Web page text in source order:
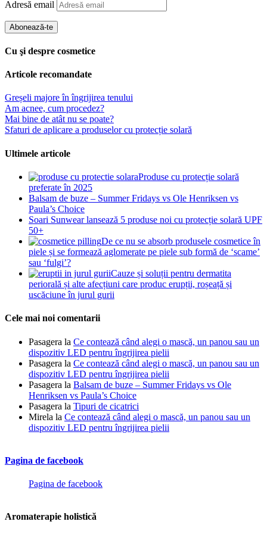
Adresă email
Abonează-te
Cu şi despre cosmetice
Articole recomandate
Greșeli majore în îngrijirea tenului
Am acnee, cum procedez?
Mai bine de atât nu se poate?
Sfaturi de aplicare a produselor cu protecție solară
Ultimele articole
Produse cu protecție solară
preferate în 2025
Balsam de buze – Summer Fridays vs Ole Henriksen vs
Paula’s Choice
Soari Sunwear lansează 5 produse noi cu protecție solară UPF
50+
De ce nu se absorb produsele cosmetice în
piele și se formează aglomerate pe piele sub formă de ‘scame’
sau ‘fulgi’?
Cauze și soluții pentru dermatita
periorală și alte afecțiuni care produc erupții, roșeață și
uscăciune în jurul gurii
Cele mai noi comentarii
Pasagera la Ce contează când alegi o mască, un panou sau un
dispozitiv LED pentru îngrijirea pielii
Pasagera la Ce contează când alegi o mască, un panou sau un
dispozitiv LED pentru îngrijirea pielii
Pasagera la Balsam de buze – Summer Fridays vs Ole
Henriksen vs Paula’s Choice
Pasagera la Tipuri de cicatrici
Mirela la Ce contează când alegi o mască, un panou sau un
dispozitiv LED pentru îngrijirea pielii
Pagina de facebook
Pagina de facebook
Aromaterapie holistică